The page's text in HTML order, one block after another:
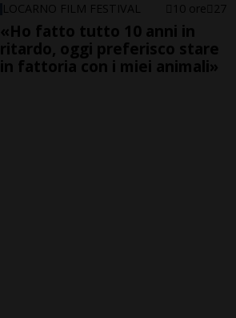
LOCARNO FILM FESTIVAL 10 ore 27
«Ho fatto tutto 10 anni in
ritardo, oggi preferisco stare
in fattoria con i miei animali»